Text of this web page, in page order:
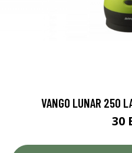
VANGO LUNAR 250
30